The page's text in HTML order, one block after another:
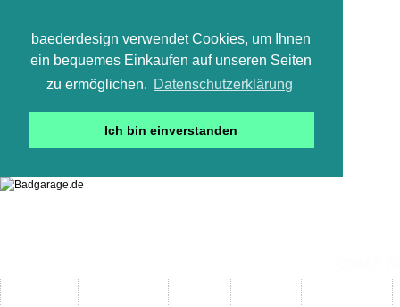
baederdesign verwendet Cookies, um Ihnen
ein bequemes Einkaufen auf unseren Seiten
zu ermöglichen. Datenschutzerklärung
Ich bin einverstanden